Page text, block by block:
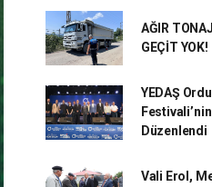
AĞIR
GEÇİT YOK!
YEDAŞ
Düzenlendi
Vali Erol,